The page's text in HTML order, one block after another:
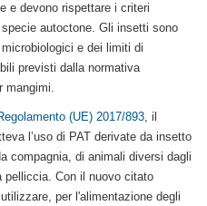
e devono rispettare i criteri
autoctone. Gli insetti sono
e dei limiti di
previsti dalla normativa
mangimi.
(UE) 2017/893, il
l’uso di PAT derivate da insetto
compagnia, di animali diversi dagli
pelliccia. Con il nuovo citato
per l'alimentazione degli